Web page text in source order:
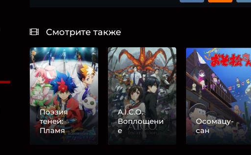
Смотрите также
Поэзия
теней:
Пламя
A.I.C.O.
Воплощени
е
Осомацу-
сан